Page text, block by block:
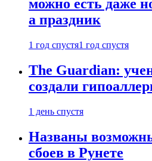
можно есть даже
а праздник
1 год спустя1 год спустя
The Guardian:
создали
1 день спустя
Названы
сбоев в Рунете